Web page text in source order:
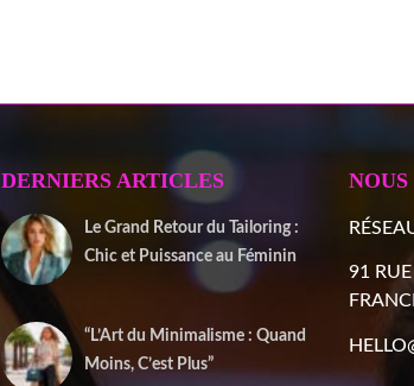
DERNIERS ARTICLES
Le Grand Retour du Tailoring :
Chic et Puissance au Féminin
“L’Art du Minimalisme : Quand
Moins, C’est Plus”
91